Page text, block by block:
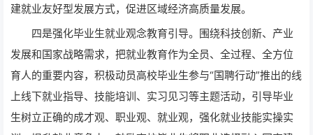
建就业友好型发展方式，促进区域经济高质量发展。
四是强化毕业生就业观念教育引导。围绕科技创新、产业
发展和国家战略需求，把就业教育作为全员、全过程、全方位
育人的重要内容，积极动员高校毕业生参与“国聘行动”推出的线
上线下就业指导、技能培训、实习见习等主题活动，引导毕业
生树立正确的成才观、职业观、就业观，强化就业技能实操实